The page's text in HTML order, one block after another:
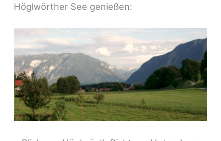
Höglwörther See genießen: